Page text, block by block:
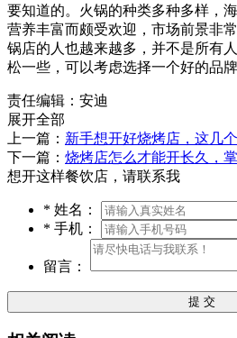
要知道的。火锅的种类多种多样，
营养丰富而颇受欢迎，市场前景非
锅店的人也越来越多，并不是所有
松一些，可以考虑选择一个好的品牌
责任编辑：安迪
展开全部
上一篇： 新手想开好烧烤店，这几
下一篇： 烧烤店怎么才能开长久，
想开这样餐饮店，请联系我
* 姓名：
* 手机：
留言：
提 交